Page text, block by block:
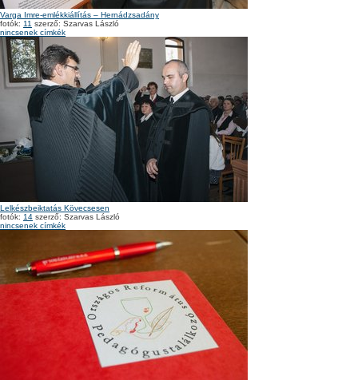
Varga Imre-emlékkiállítás – Hernádzsadány
fotók: 11 szerző: Szarvas László
nincsenek címkék
Lelkészbeiktatás Kövecsesen
fotók: 14 szerző: Szarvas László
nincsenek címkék